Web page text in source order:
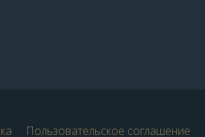
Пользовательское соглашение